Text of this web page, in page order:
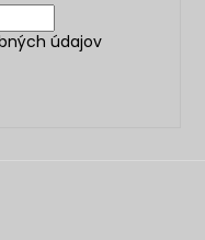
údajov